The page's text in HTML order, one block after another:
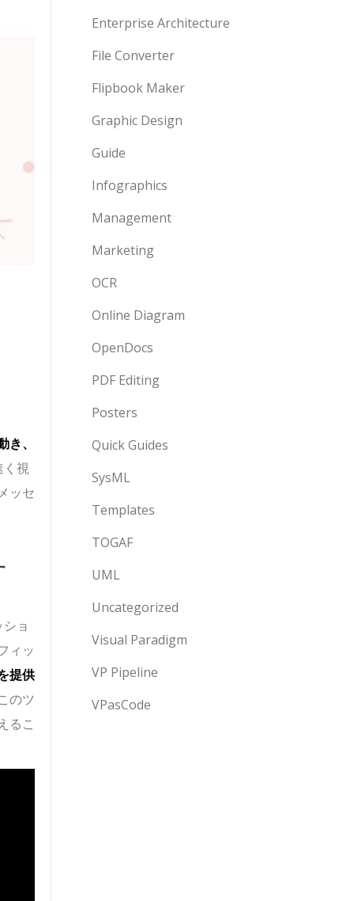
、
く視
ッセ
ョ
ィッ
提供
のツ
るこ
Enterprise Architecture
File Converter
Flipbook Maker
Graphic Design
Guide
Infographics
Management
Marketing
OCR
Online Diagram
OpenDocs
PDF Editing
Posters
Quick Guides
SysML
Templates
TOGAF
UML
Uncategorized
Visual Paradigm
VP Pipeline
VPasCode